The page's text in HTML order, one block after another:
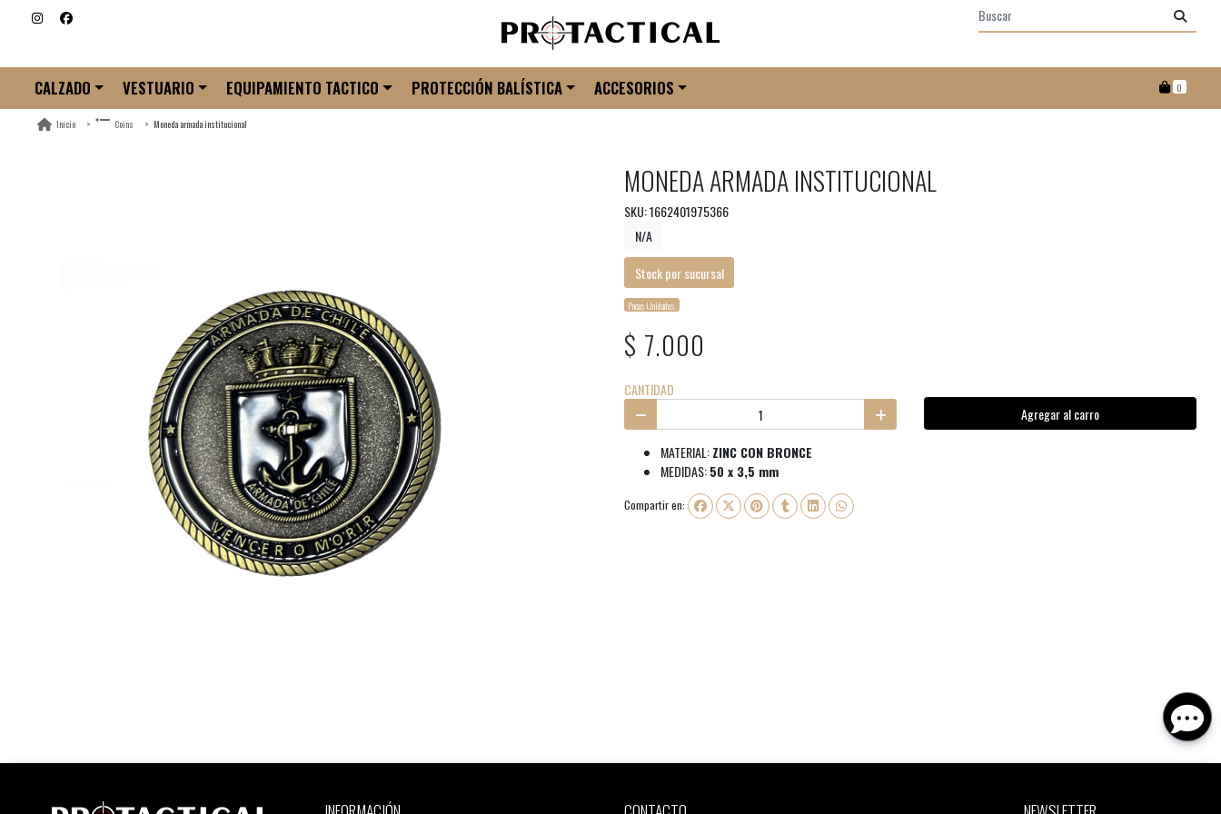
CALZADO VESTUARIO EQUIPAMIENTO TACTICO PROTECCIÓN BALÍSTICA ACCESORIOS 0
Inicio Coins Moneda armada institucional
MONEDA ARMADA INSTITUCIONAL
SKU: 1662401975366
N/A
Stock por sucursal
Pocas Unidades.
$ 7.000
CANTIDAD
Agregar al carro
MATERIAL:ZINC CON BRONCE
MEDIDAS:50 x 3,5 mm
Compartir en: